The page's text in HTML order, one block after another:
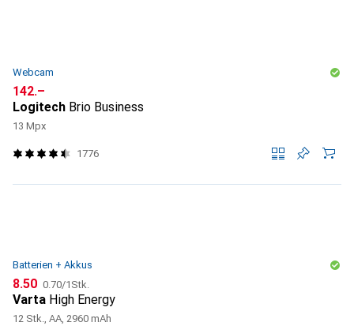
Webcam
CHF
142.–
Logitech Brio Business
13 Mpx
1776
Batterien + Akkus
CHF
8.50 CHF
0.70/1Stk.
Varta High Energy
12 Stk., AA, 2960 mAh